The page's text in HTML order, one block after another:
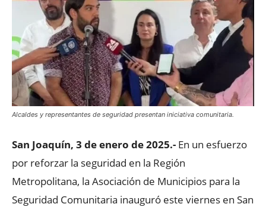
Alcaldes y representantes de seguridad presentan iniciativa comunitaria.
San Joaquín, 3 de enero de 2025.- En un esfuerzo
por reforzar la seguridad en la Región
Metropolitana, la Asociación de Municipios para la
Seguridad Comunitaria inauguró este viernes en San